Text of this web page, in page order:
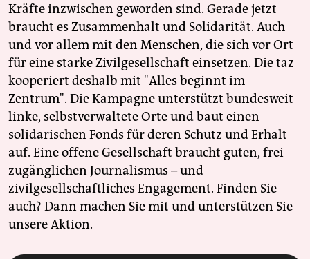
Kräfte inzwischen geworden sind. Gerade jetzt
braucht es Zusammenhalt und Solidarität. Auch
und vor allem mit den Menschen, die sich vor Ort
für eine starke Zivilgesellschaft einsetzen. Die taz
kooperiert deshalb mit "Alles beginnt im
Zentrum". Die Kampagne unterstützt bundesweit
linke, selbstverwaltete Orte und baut einen
solidarischen Fonds für deren Schutz und Erhalt
auf. Eine offene Gesellschaft braucht guten, frei
zugänglichen Journalismus – und
zivilgesellschaftliches Engagement. Finden Sie
auch? Dann machen Sie mit und unterstützen Sie
unsere Aktion.